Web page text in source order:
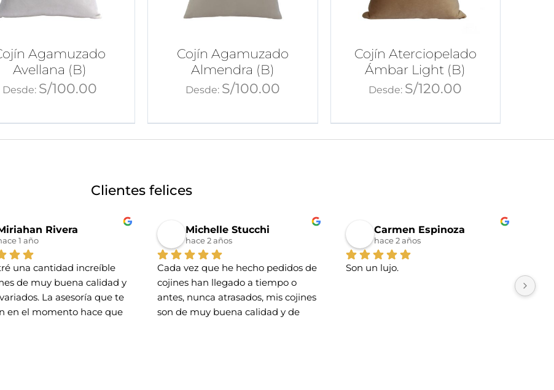
Agamuzado
Avellana (B)
Desde: S/100.00
Cojín Agamuzado
Almendra (B)
Desde: S/100.00
Cojín Aterciopelado
Ámbar Light (B)
Desde: S/120.00
Clientes felices
Rivera
1 año
una cantidad increíble
de muy buena calidad y
La asesoría que te
en el momento hace que
Michelle Stucchi
hace 2 años
Cada vez que he hecho pedidos de
cojines han llegado a tiempo o
antes, nunca atrasados, mis cojines
son de muy buena calidad y de
Carmen Espinoza
hace 2 años
Son un lujo.